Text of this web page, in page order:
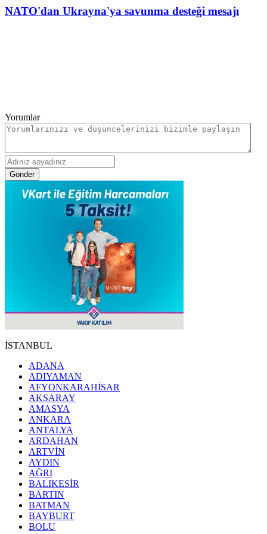
NATO'dan Ukrayna'ya savunma desteği mesajı
Yorumlar
Gönder
İSTANBUL
ADANA
ADIYAMAN
AFYONKARAHİSAR
AKSARAY
AMASYA
ANKARA
ANTALYA
ARDAHAN
ARTVİN
AYDIN
AĞRI
BALIKESİR
BARTIN
BATMAN
BAYBURT
BOLU